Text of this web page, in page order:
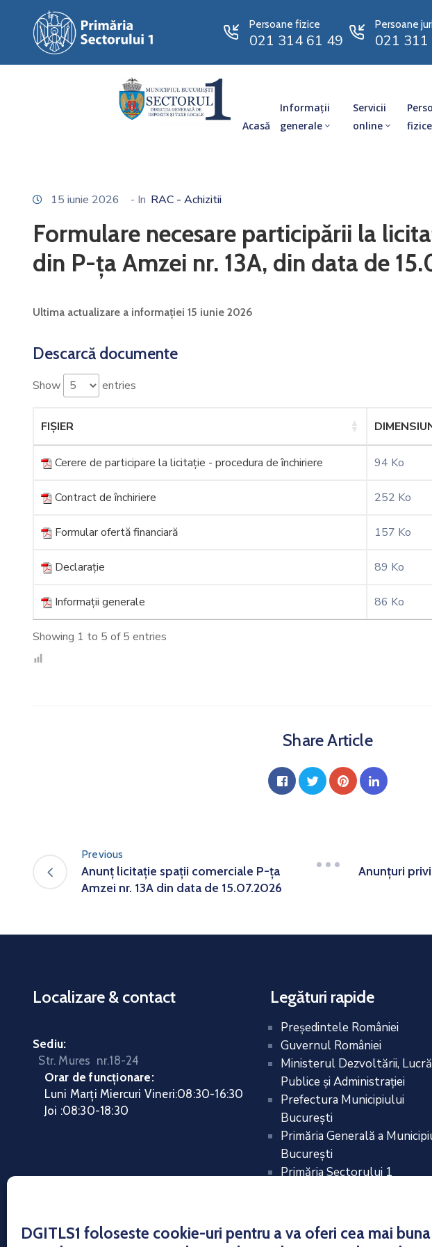
DGITLS1 foloseste cookie-uri pentru a va oferi cea mai
Persoane fizice
021 314 61 49
Persoane
021
Acasă
Informații
generale
Servicii
online
fizice
15 iunie 2026 - In RAC - Achizitii
Formulare necesare participării la
din P-ța Amzei nr. 13A, din data de
Ultima actualizare a informației 15 iunie 2026
Descarcă documente
Show entries
FIȘIER
Cerere de participare la licitație - procedura de închiriere 94 Ko
Contract de închiriere 252 Ko
Formular ofertă financiară 157 Ko
Declarație 89 Ko
Informații generale 86 Ko
Showing 1 to 5 of 5 entries
Share Article
Previous
Anunț licitație spații comerciale P-ța
Amzei nr. 13A din data de 15.07.2026
Anunțuri
Localizare & contact
Sediu:
Str. Mures nr.18-24
Orar de funcționare:
Luni Marți Miercuri Vineri:08:30-16:30
Joi :08:30-18:30
Legături rapide
Preşedintele României
Guvernul României
Ministerul Dezvoltării,
Publice și Administrației
Prefectura Municipiului
Bucureşti
Primăria Generală a
Bucureşti
Primăria Sectorului 1